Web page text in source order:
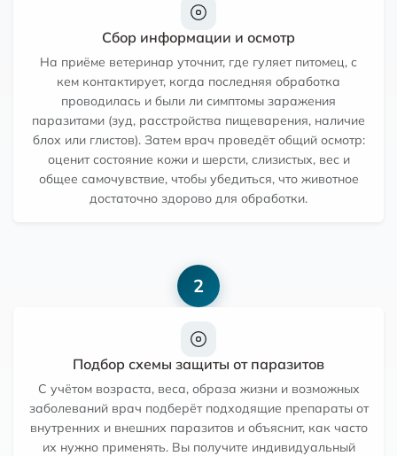
Сбор информации и осмотр
На приёме ветеринар уточнит, где гуляет питомец, с
кем контактирует, когда последняя обработка
проводилась и были ли симптомы заражения
паразитами (зуд, расстройства пищеварения, наличие
блох или глистов). Затем врач проведёт общий осмотр:
оценит состояние кожи и шерсти, слизистых, вес и
общее самочувствие, чтобы убедиться, что животное
достаточно здорово для обработки.
2
Подбор схемы защиты от паразитов
С учётом возраста, веса, образа жизни и возможных
заболеваний врач подберёт подходящие препараты от
внутренних и внешних паразитов и объяснит, как часто
их нужно применять. Вы получите индивидуальный